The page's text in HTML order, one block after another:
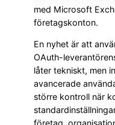
med Microsoft
företagskonton.
En nyhet är att
OAuth-
låter tekniskt, men
avancerade
större kontroll när
företag,